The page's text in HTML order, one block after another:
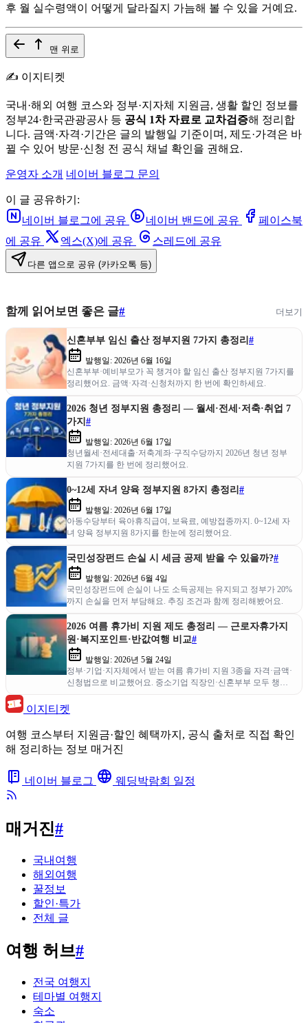
후 월 실수령액이 어떻게 달라질지 가늠해 볼 수 있을 거예요.
맨 위로
✍️ 이지티켓
국내·해외 여행 코스와 정부·지자체 지원금, 생활 할인 정보를
정부24·한국관광공사 등 공식 1차 자료로 교차검증해 정리합
니다. 금액·자격·기간은 글의 발행일 기준이며, 제도·가격은 바
뀔 수 있어 방문·신청 전 공식 채널 확인을 권해요.
운영자 소개 네이버 블로그 문의
이 글 공유하기:
네이버 블로그에 공유
네이버 밴드에 공유
페이스북
에 공유
엑스(X)에 공유 스레드에 공유
다른 앱으로 공유 (카카오톡 등)
함께 읽어보면 좋은 글# 더보기
신혼부부 임신 출산 정부지원 7가지 총정리 #
발행일: 2026년 6월 16일
신혼부부·예비부모가 꼭 챙겨야 할 임신 출산 정부지원 7가지를
정리했어요. 금액·자격·신청처까지 한 번에 확인하세요.
2026 청년 정부지원 총정리 — 월세·전세·저축·취업 7
가지 #
발행일: 2026년 6월 17일
청년월세·전세대출·저축계좌·구직수당까지 2026년 청년 정부
지원 7가지를 한 번에 정리했어요.
0~12세 자녀 양육 정부지원 8가지 총정리 #
발행일: 2026년 6월 17일
아동수당부터 육아휴직급여, 보육료, 예방접종까지. 0~12세 자
녀 양육 정부지원 8가지를 한눈에 정리했어요.
국민성장펀드 손실 시 세금 공제 받을 수 있을까?#
발행일: 2026년 6월 4일
국민성장펀드에 손실이 나도 소득공제는 유지되고 정부가 20%
까지 손실을 먼저 부담해요. 추징 조건과 함께 정리해봤어요.
2026 여름 휴가비 지원 제도 총정리 — 근로자휴가지
원·복지포인트·반값여행 비교#
발행일: 2026년 5월 24일
정부·기업·지자체에서 받는 여름 휴가비 지원 3종을 자격·금액·
신청법으로 비교했어요. 중소기업 직장인·신혼부부 모두 챙겨
이지티켓
여행 코스부터 지원금·할인 혜택까지, 공식 출처로 직접 확인
해 정리하는 정보 매거진
네이버 블로그 웨딩박람회 일정
매거진#
국내여행
해외여행
꿀정보
할인·특가
전체 글
여행 허브#
전국 여행지
테마별 여행지
숙소